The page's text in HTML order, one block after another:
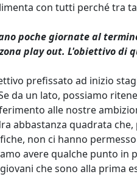
con tutti perché tra
poche giornate al
play out. L'obiettivo di
prefissato ad inizio
da un lato, possiamo
alle nostre
abbastanza quadrata
non ci hanno
avere qualche punto in
che sono alla prima